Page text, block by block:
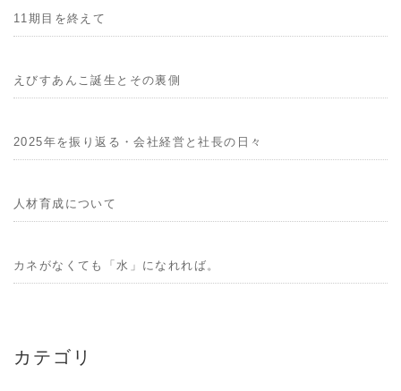
11期目を終えて
えびすあんこ誕生とその裏側
2025年を振り返る・会社経営と社長の日々
人材育成について
カネがなくても「水」になれれば。
カテゴリ